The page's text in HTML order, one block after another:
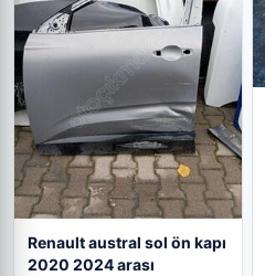
Renault austral sol ön kapı
2020 2024 arası